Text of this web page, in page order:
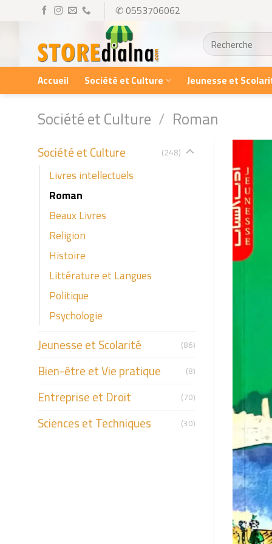
content
✆ 0553706062
Recherche
pour :
Accueil Société et Culture Jeunesse et
Société et Culture / Roman
Société et Culture (248)
Livres intellectuels
Roman
Beaux Livres
Religion
Histoire
Littérature et Langues
Politique
Psychologie
Jeunesse et Scolarité (86)
Bien-être et Vie pratique (8)
Entreprise et Droit (70)
Sciences et Techniques (30)